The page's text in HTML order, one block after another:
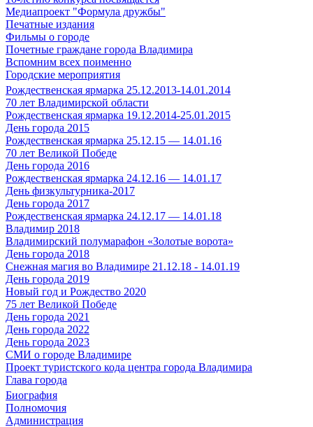
Медиапроект "Формула дружбы"
Печатные издания
Фильмы о городе
Почетные граждане города Владимира
Вспомним всех поименно
Городские мероприятия
Рождественская ярмарка 25.12.2013-14.01.2014
70 лет Владимирской области
Рождественская ярмарка 19.12.2014-25.01.2015
День города 2015
Рождественская ярмарка 25.12.15 — 14.01.16
70 лет Великой Победе
День города 2016
Рождественская ярмарка 24.12.16 — 14.01.17
День физкультурника-2017
День города 2017
Рождественская ярмарка 24.12.17 — 14.01.18
Владимир 2018
Владимирский полумарафон «Золотые ворота»
День города 2018
Снежная магия во Владимире 21.12.18 - 14.01.19
День города 2019
Новый год и Рождество 2020
75 лет Великой Победе
День города 2021
День города 2022
День города 2023
СМИ о городе Владимире
Проект туристского кода центра города Владимира
Глава города
Биография
Полномочия
Администрация